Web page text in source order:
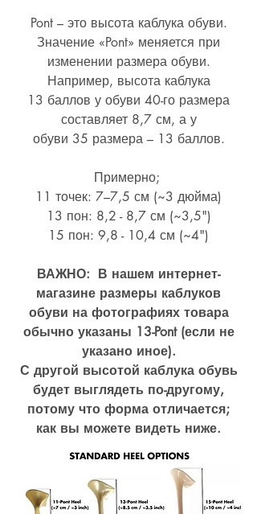
Pont – это высота каблука обуви.
Значение «Pont» меняется при
изменении размера обуви.
Например, высота каблука
13 баллов у обуви 40-го размера
составляет 8,7 см, а у
обуви 35 размера – 13 баллов.
Примерно;
11 точек: 7–7,5 см (~3 дюйма)
13 пон: 8,2 - 8,7 см (~3,5")
15 пон: 9,8 - 10,4 см (~4")
ВАЖНО: В нашем интернет-
магазине размеры каблуков
обуви на фотографиях товара
обычно указаны 13-Pont (если не
указано иное).
С другой высотой каблука обувь
будет выглядеть по-другому,
потому что форма отличается;
как вы можете видеть ниже.